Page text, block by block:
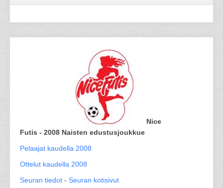
Nice
Futis - 2008 Naisten edustusjoukkue
Pelaajat kaudella 2008
Ottelut kaudella 2008
Seuran tiedot - Seuran kotisivut